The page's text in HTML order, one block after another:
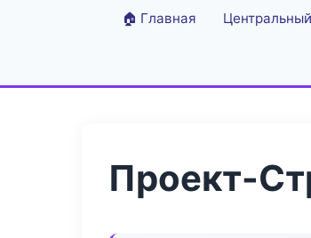
🏠 Главная
Проект-